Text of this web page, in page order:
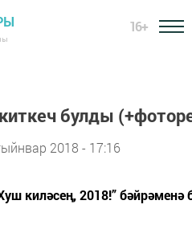
16+
булды
2018 - 17:16
киләсең, 2018!”